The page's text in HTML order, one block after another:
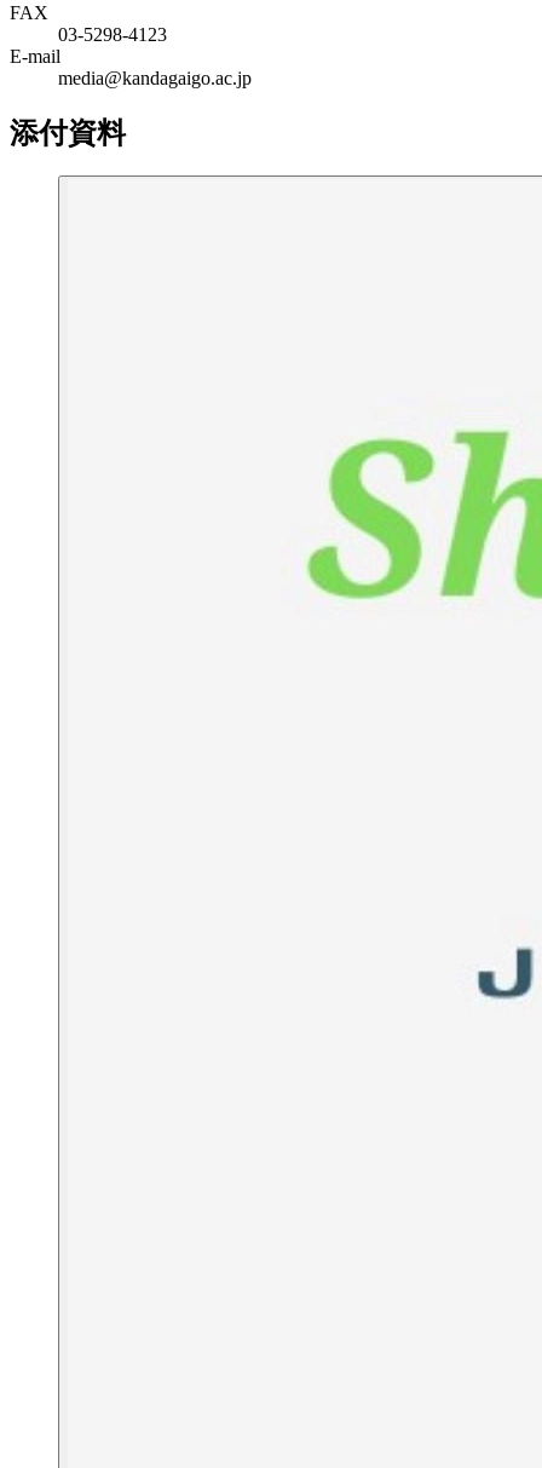
FAX
03-5298-4123
E-mail
media@kandagaigo.ac.jp
添付資料